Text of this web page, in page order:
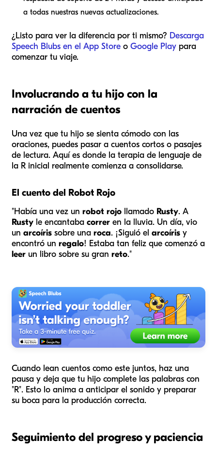
a todas nuestras nuevas actualizaciones.
¿Listo para ver la diferencia por ti mismo? Descarga
Speech Blubs en el App Store o Google Play para
comenzar tu viaje.
Involucrando a tu hijo con la
narración de cuentos
Una vez que tu hijo se sienta cómodo con las
oraciones, puedes pasar a cuentos cortos o pasajes
de lectura. Aquí es donde la terapia de lenguaje de
la R inicial realmente comienza a consolidarse.
El cuento del Robot Rojo
"Había una vez un robot rojo llamado Rusty. A
Rusty le encantaba correr en la lluvia. Un día, vio
un arcoíris sobre una roca. ¡Siguió el arcoíris y
encontró un regalo! Estaba tan feliz que comenzó a
leer un libro sobre su gran reto."
Cuando lean cuentos como este juntos, haz una
pausa y deja que tu hijo complete las palabras con
"R". Esto lo anima a anticipar el sonido y preparar
su boca para la producción correcta.
Seguimiento del progreso y paciencia